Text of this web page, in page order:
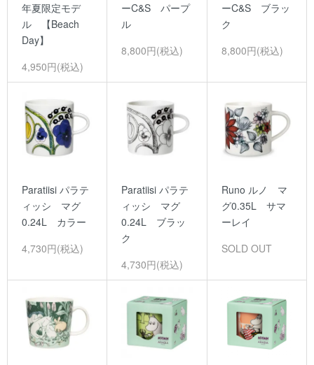
年夏限定モデ
ル 【Beach
Day】
4,950円(税込)
ーC&S パープ
ル
8,800円(税込)
ーC&S ブラッ
ク
8,800円(税込)
Paratiisi パラテ
ィッシ マグ
0.24L カラー
4,730円(税込)
Paratiisi パラテ
ィッシ マグ
0.24L ブラッ
ク
4,730円(税込)
Runo ルノ マ
グ0.35L サマ
ーレイ
SOLD OUT